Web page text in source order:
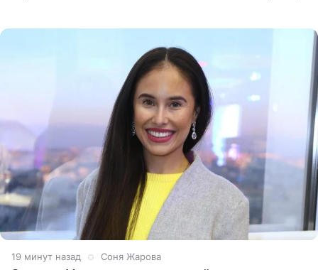
19 минут назад Соня Жарова